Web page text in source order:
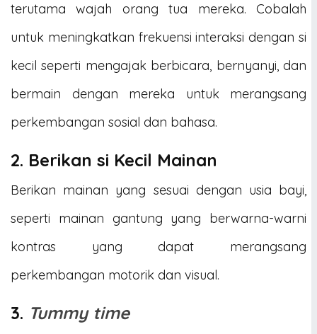
terutama wajah orang tua mereka. Cobalah
untuk meningkatkan frekuensi interaksi dengan si
kecil seperti mengajak berbicara, bernyanyi, dan
bermain dengan mereka untuk merangsang
perkembangan sosial dan bahasa.
2. Berikan si Kecil Mainan
Berikan mainan yang sesuai dengan usia bayi,
seperti mainan gantung yang berwarna-warni
kontras yang dapat merangsang
perkembangan motorik dan visual.
3. Tummy time